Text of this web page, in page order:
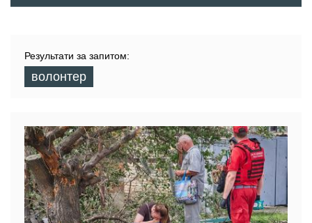
Результати за запитом:
волонтер